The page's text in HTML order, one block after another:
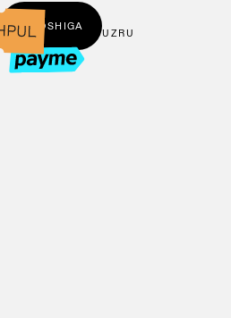
UZRU
← BOSHIGA